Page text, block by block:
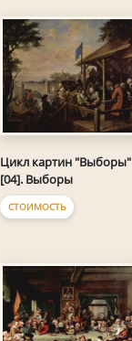
Цикл картин "Выборы"
[04]. Выборы
СТОИМОСТЬ